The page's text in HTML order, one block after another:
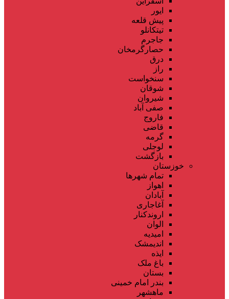
ایور
پیش قلعه
تیتکانلو
جاجرم
حصارگرمخان
درق
راز
سنخواست
شوقان
شیروان
صفی آباد
فاروج
قاضی
گرمه
لوجلی
بازگشت
خوزستان
تمام شهر‌ها
اهواز
آبادان
آغاجاری
اروندکنار
الوان
امیدیه
اندیمشک
ایذه
باغ ملک
بستان
بندر امام خمینی
ماهشهر